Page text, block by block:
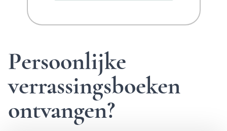
Persoonlijke
verrassingsboeken
ontvangen?